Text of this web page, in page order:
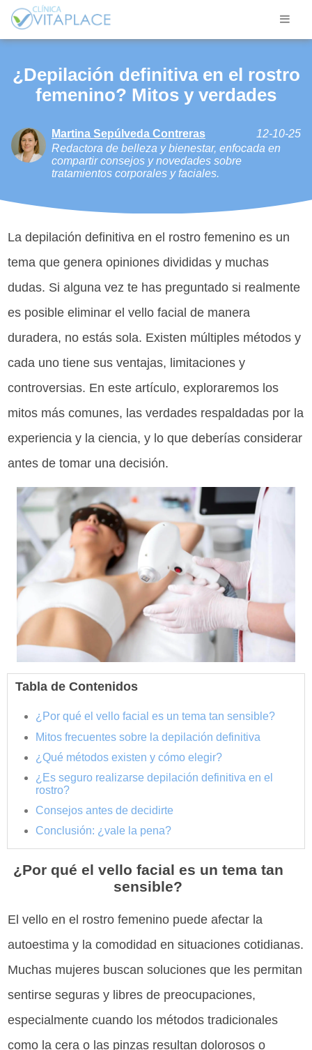
¿Depilación definitiva en el rostro
femenino? Mitos y verdades
Martina Sepúlveda Contreras
12-10-25
Redactora de belleza y bienestar, enfocada en
compartir consejos y novedades sobre
tratamientos corporales y faciales.
La depilación definitiva en el rostro femenino es un
tema que genera opiniones divididas y muchas
dudas. Si alguna vez te has preguntado si realmente
es posible eliminar el vello facial de manera
duradera, no estás sola. Existen múltiples métodos y
cada uno tiene sus ventajas, limitaciones y
controversias. En este artículo, exploraremos los
mitos más comunes, las verdades respaldadas por la
experiencia y la ciencia, y lo que deberías considerar
antes de tomar una decisión.
Tabla de Contenidos
¿Por qué el vello facial es un tema tan sensible?
Mitos frecuentes sobre la depilación definitiva
¿Qué métodos existen y cómo elegir?
¿Es seguro realizarse depilación definitiva en el
rostro?
Consejos antes de decidirte
Conclusión: ¿vale la pena?
¿Por qué el vello facial es un tema tan
sensible?
El vello en el rostro femenino puede afectar la
autoestima y la comodidad en situaciones cotidianas.
Muchas mujeres buscan soluciones que les permitan
sentirse seguras y libres de preocupaciones,
especialmente cuando los métodos tradicionales
como la cera o las pinzas resultan dolorosos o